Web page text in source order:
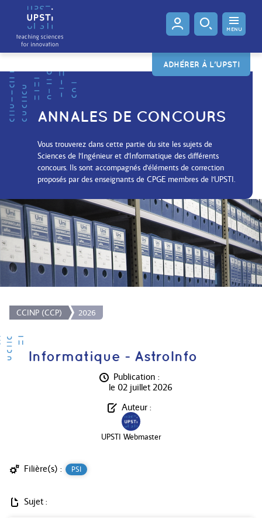
MENU
ADHÉRER À L'UPSTI
ANNALES DE CONCOURS
Vous trouverez dans cette partie du site les sujets de
Sciences de l'Ingénieur et d'Informatique des différents
concours. Ils sont accompagnés d'éléments de correction
proposés par des enseignants de CPGE membres de l'UPSTI.
CCINP (CCP) 2026
Informatique - AstroInfo
Publication :
le 02 juillet 2026
Auteur :
UPSTI Webmaster
Filière(s) : PSI
Sujet :